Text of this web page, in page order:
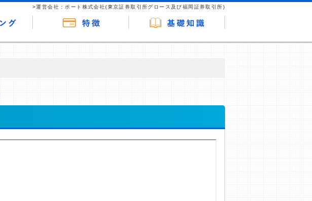
>運営会社：ポート株式会社(東京証券取引所グロース及び福岡証券取引所)